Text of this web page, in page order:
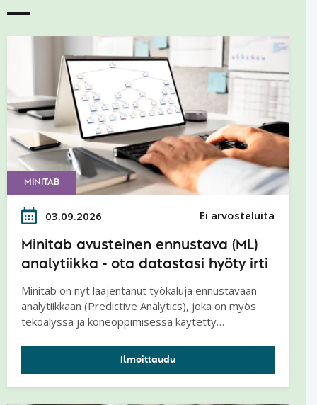
MINITAB
03.09.2026 Ei arvosteluita
Minitab avusteinen ennustava (ML)
analytiikka - ota datastasi hyöty irti
Minitab on nyt laajentanut työkaluja ennustavaan
analytiikkaan (Predictive Analytics), joka on myös
tekoälyssä ja koneoppimisessa käytetty
Ilmoittaudu